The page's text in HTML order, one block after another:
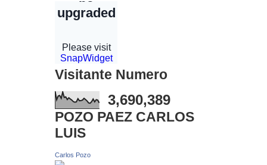
Visitante Numero
3,690,389
POZO PAEZ CARLOS
LUIS
Carlos Pozo